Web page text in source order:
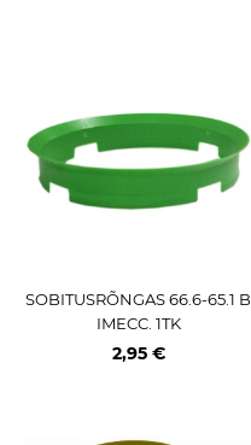
SOBITUSRÕNGAS 66.6-65.1 B
IMECC. 1TK
2,95 €